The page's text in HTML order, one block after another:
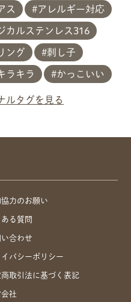
ス アレルギー対応
カルステンレス316
ング 刺し子
ラキラ かっこいい
ルタグを見る
選択
力のお願い
ある質問
い合わせ
イバシーポリシー
商取引法に基づく表記
社